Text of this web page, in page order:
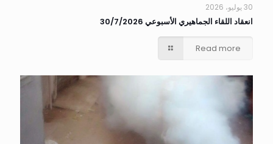
30 يوليو، 2026
انعقاد اللقاء الجماهيري الأسبوعي 30/7/2026
Read more